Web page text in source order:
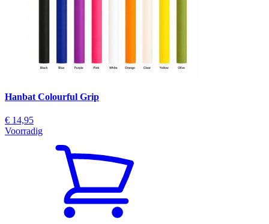
Hanbat Colourful Grip
€ 14,95
Voorradig